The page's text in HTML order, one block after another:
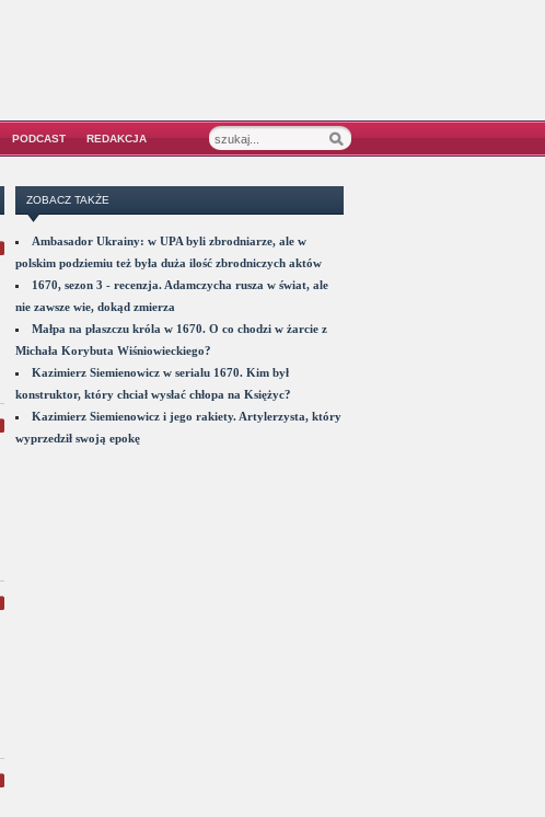
PODCAST REDAKCJA
ZOBACZ TAKŻE
Ambasador Ukrainy: w UPA byli zbrodniarze, ale w
polskim podziemiu też była duża ilość zbrodniczych aktów
1670, sezon 3 - recenzja. Adamczycha rusza w świat, ale
nie zawsze wie, dokąd zmierza
Małpa na płaszczu króla w 1670. O co chodzi w żarcie z
Michała Korybuta Wiśniowieckiego?
Kazimierz Siemienowicz w serialu 1670. Kim był
konstruktor, który chciał wysłać chłopa na Księżyc?
Kazimierz Siemienowicz i jego rakiety. Artylerzysta, który
wyprzedził swoją epokę